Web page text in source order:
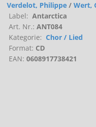
Verdelot, Philippe / Wert,
Label: Antarctica
Art. Nr.: ANT084
Kategorie: Chor / Lied
Format: CD
EAN: 0608917738421